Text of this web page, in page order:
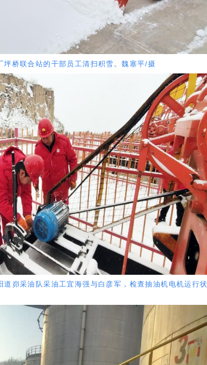
桥联合站的干部员工清扫积雪。魏塞平/摄
峁采油队采油工宜海强与白彦军，检查抽油机电机运行状